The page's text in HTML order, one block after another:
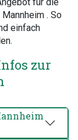
. So
einfach
zur